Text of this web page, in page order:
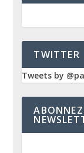
TWITTER
Tweets by